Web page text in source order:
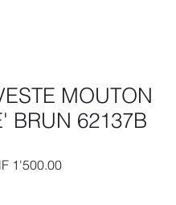
MOUTON
BRUN 62137B
1'500.00Sale-